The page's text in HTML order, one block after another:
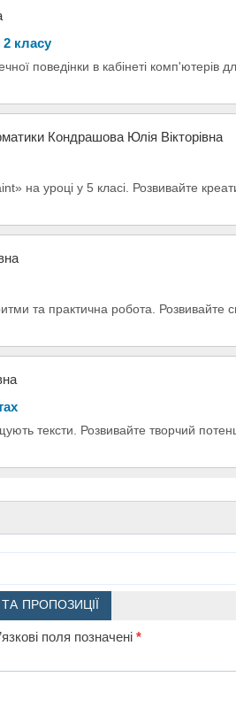
класу
поведінки в кабінеті комп'ютерів
Кондрашова Юлія Вікторівна
на уроці у 5 класі. Розвивайте
та практична робота. Розвивайте
тексти. Розвивайте творчий
ТА ПРОПОЗИЦІЇ
поля позначені *